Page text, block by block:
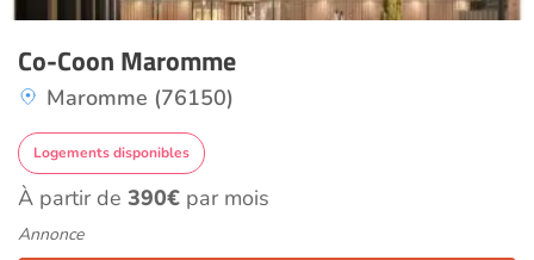
Co-Coon Maromme
Maromme (76150)
Logements disponibles
À partir de 390€ par mois
Annonce